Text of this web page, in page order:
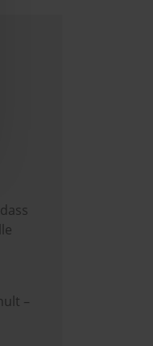
–